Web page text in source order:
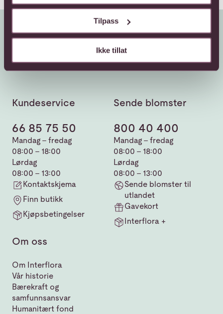
Tilpass
Ikke tillat
Kundeservice
66 85 75 50
Mandag - fredag
08:00 - 18:00
Lørdag
08:00 - 13:00
Kontaktskjema
Finn butikk
Kjøpsbetingelser
Sende blomster
800 40 400
Mandag - fredag
08:00 - 18:00
Lørdag
08:00 - 13:00
Sende blomster til
utlandet
Gavekort
Interflora +
Om oss
Om Interflora
Vår historie
Bærekraft og
samfunnsansvar
Humanitært fond